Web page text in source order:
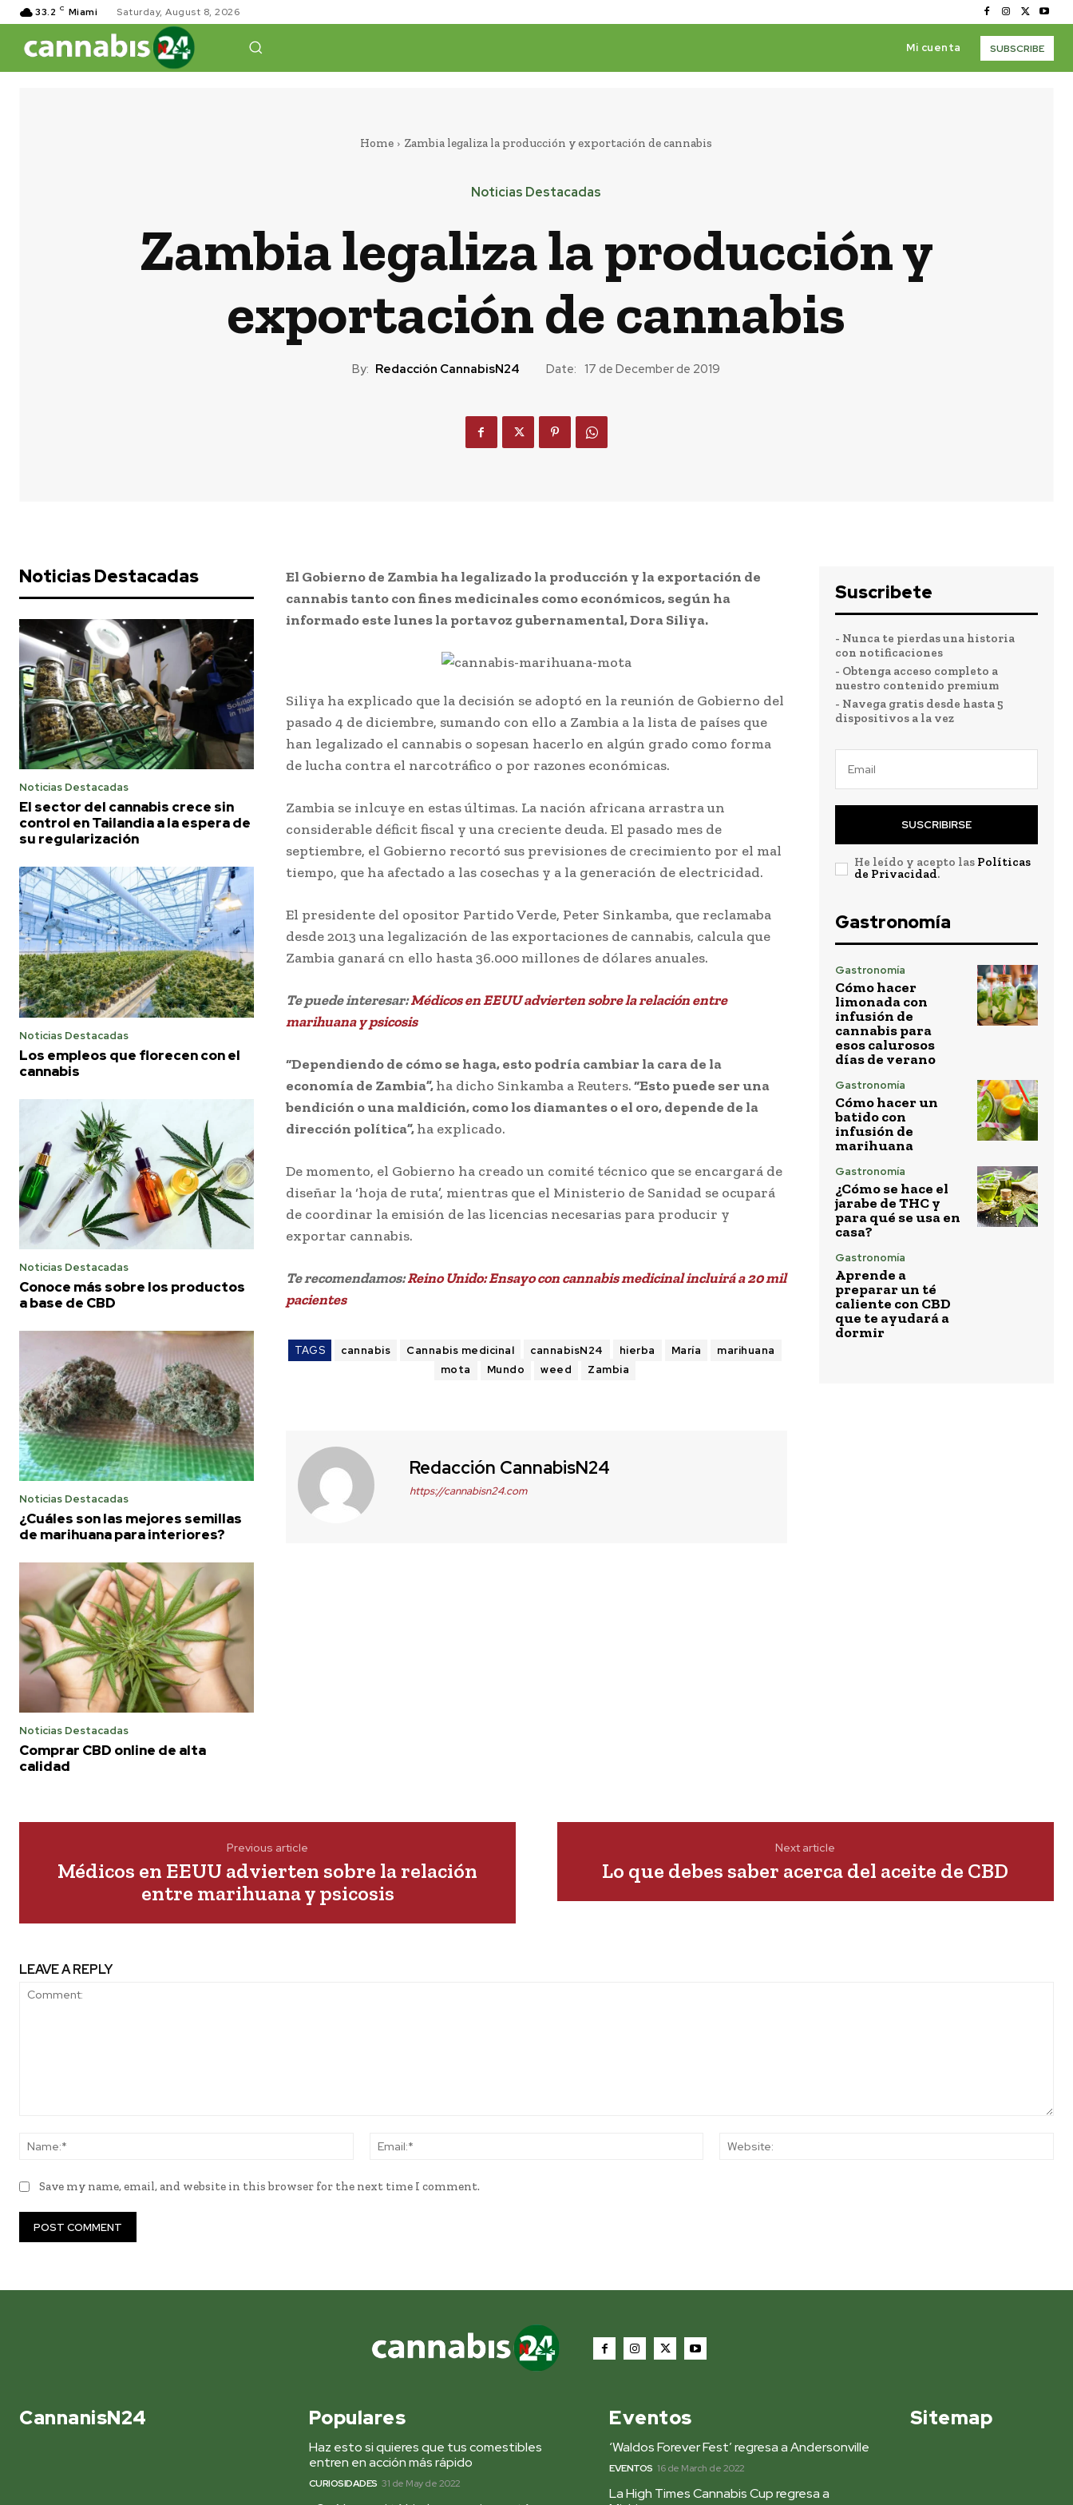
33.2 C Miami Saturday, August 8, 2026
Mi cuenta SUBSCRIBE
Home Zambia legaliza la producción y exportación de cannabis
Noticias Destacadas
Zambia legaliza la producción y
exportación de cannabis
By: Redacción CannabisN24 Date: 17 de December de 2019
Noticias Destacadas
Noticias Destacadas
El sector del cannabis crece sin
control en Tailandia a la espera de
su regularización
Noticias Destacadas
Los empleos que florecen con el
cannabis
Noticias Destacadas
Conoce más sobre los productos
a base de CBD
Noticias Destacadas
¿Cuáles son las mejores semillas
de marihuana para interiores?
Noticias Destacadas
Comprar CBD online de alta
calidad
El Gobierno de Zambia ha legalizado la producción y la exportación de
cannabis tanto con fines medicinales como económicos, según ha
informado este lunes la portavoz gubernamental, Dora Siliya.
Siliya ha explicado que la decisión se adoptó en la reunión de Gobierno del
pasado 4 de diciembre, sumando con ello a Zambia a la lista de países que
han legalizado el cannabis o sopesan hacerlo en algún grado como forma
de lucha contra el narcotráfico o por razones económicas.
Zambia se inlcuye en estas últimas. La nación africana arrastra un
considerable déficit fiscal y una creciente deuda. El pasado mes de
septiembre, el Gobierno recortó sus previsiones de crecimiento por el mal
tiempo, que ha afectado a las cosechas y a la generación de electricidad.
El presidente del opositor Partido Verde, Peter Sinkamba, que reclamaba
desde 2013 una legalización de las exportaciones de cannabis, calcula que
Zambia ganará cn ello hasta 36.000 millones de dólares anuales.
Te puede interesar:Médicos en EEUU advierten sobre la relación entre
marihuana y psicosis
“Dependiendo de cómo se haga, esto podría cambiar la cara de la
economía de Zambia”,ha dicho Sinkamba a Reuters.“Esto puede ser una
bendición o una maldición, como los diamantes o el oro, depende de la
dirección política”,ha explicado.
De momento, el Gobierno ha creado un comité técnico que se encargará de
diseñar la ‘hoja de ruta’, mientras que el Ministerio de Sanidad se ocupará
de coordinar la emisión de las licencias necesarias para producir y
exportar cannabis.
Te recomendamos:Reino Unido: Ensayo con cannabis medicinal incluirá a 20 mil
pacientes
TAGS cannabis Cannabis medicinal cannabisN24 hierba María
marihuana
mota
Mundo weed Zambia
Redacción CannabisN24
https://cannabisn24.com
Suscribete
- Nunca te pierdas una historia
con notificaciones
- Obtenga acceso completo a
nuestro contenido premium
- Navega gratis desde hasta 5
dispositivos a la vez
SUSCRIBIRSE
He leído y acepto las Políticas
de Privacidad.
Gastronomía
Gastronomía
Cómo hacer
limonada con
infusión de
cannabis para
esos calurosos
días de verano
Gastronomía
Cómo hacer un
batido con
infusión de
marihuana
Gastronomía
¿Cómo se hace el
jarabe de THC y
para qué se usa en
casa?
Gastronomía
Aprende a
preparar un té
caliente con CBD
que te ayudará a
dormir
Previous article
Médicos en EEUU advierten sobre la relación
entre marihuana y psicosis
Next article
Lo que debes saber acerca del aceite de CBD
LEAVE A REPLY
Name:*
Email:*
Save my name, email, and website in this browser for the next time I comment.
CannanisN24 Populares
Haz esto si quieres que tus comestibles
entren en acción más rápido
CURIOSIDADES 31 de May de 2022
Eventos
‘Waldos Forever Fest’ regresa a Andersonville
EVENTOS 16 de March de 2022
La High Times Cannabis Cup regresa a
Sitemap